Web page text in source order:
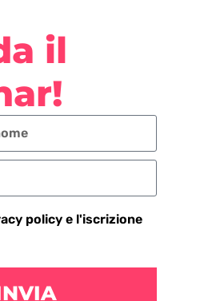
il
policy e l'iscrizione